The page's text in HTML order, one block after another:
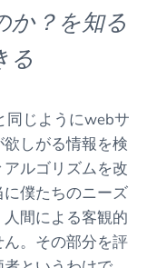
か？を知る
る
同じようにwebサ
しがる情報を検
ルゴリズムを改
僕たちのニーズ
間による客観的
。その部分を評